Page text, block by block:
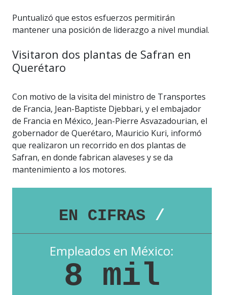
Puntualizó que estos esfuerzos permitirán
mantener una posición de liderazgo a nivel mundial.
Visitaron dos plantas de Safran en
Querétaro
Con motivo de la visita del ministro de Transportes
de Francia, Jean-Baptiste Djebbari, y el embajador
de Francia en México, Jean-Pierre Asvazadourian, el
gobernador de Querétaro, Mauricio Kuri, informó
que realizaron un recorrido en dos plantas de
Safran, en donde fabrican alaveses y se da
mantenimiento a los motores.
EN CIFRAS /
Empleados en México:
8 mil